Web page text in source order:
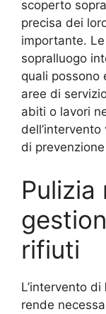
scoperto
precisa dei
importante.
sopralluogo
quali possono
aree di
abiti o lavori
di
Pulizia
rifiuti
L’intervento di
rende